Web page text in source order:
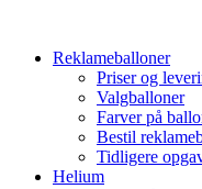
Reklameballoner
Priser og
Valgballoner
Farver på
Bestil
Tidligere
Helium